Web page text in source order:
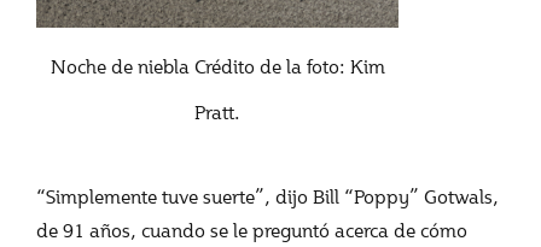
Noche de niebla Crédito de la foto: Kim
Pratt.
“Simplemente tuve suerte”, dijo Bill “Poppy” Gotwals,
de 91 años, cuando se le preguntó acerca de cómo